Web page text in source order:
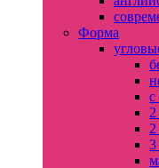
Форма
с
3